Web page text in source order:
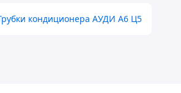
кондиционера АУДИ А6 Ц5